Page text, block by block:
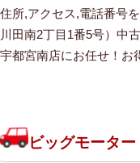
住所,アクセス,電話番号
川田南2丁目1番5号）中
宇都宮南店にお任せ！お
ビッグモータ